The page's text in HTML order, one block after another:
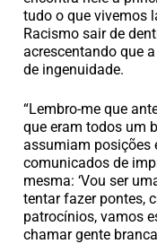
tudo o que vivemos
Racismo sair de
acrescentando que
de ingenuidade.
“Lembro-me que
que eram todos um
assumiam posições
comunicados de
mesma: ‘Vou ser
tentar fazer pontes,
patrocínios, vamos
chamar gente